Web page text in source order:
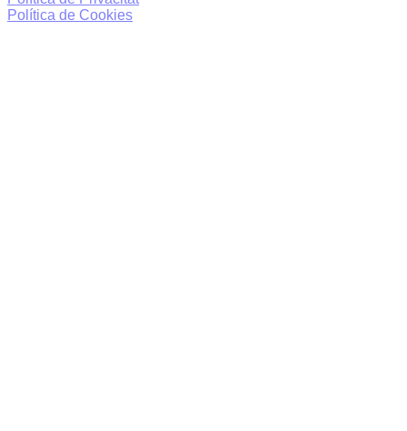
Política de Cookies